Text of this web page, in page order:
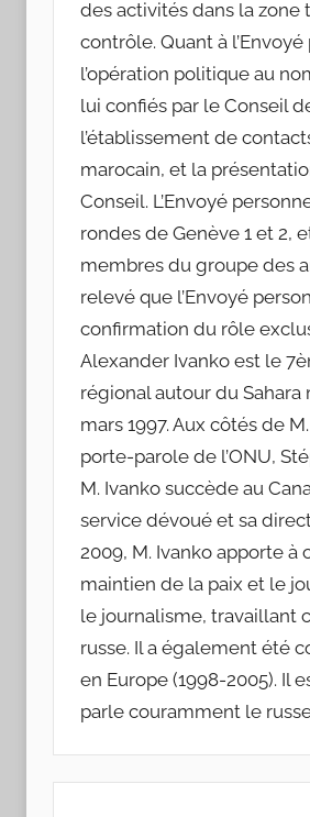
des activités dans la
contrôle. Quant à
l’opération politique au
lui confiés par le Conseil
l’établissement de
marocain, et la
Conseil. L’Envoyé
rondes de Genève 1 et 2,
membres du groupe des
relevé que l’Envoyé
confirmation du rôle
Alexander Ivanko est le
régional autour du
mars 1997. Aux côtés de
porte-parole de l’ONU,
M. Ivanko succède au
service dévoué et sa
2009, M. Ivanko apporte à
maintien de la paix et le
le journalisme, travaillant
russe. Il a également été
en Europe (1998-2005). Il
parle couramment le